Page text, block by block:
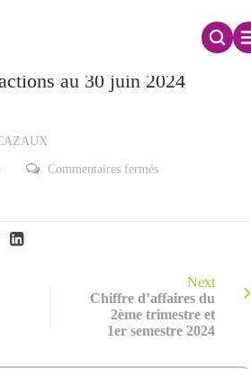
relative au nombre total de
au 30 juin 2024
Commentaires ferméssur
vote
et
d’actions
au
Next
Chiffre d’affaires du
2ème trimestre et
1er semestre 2024